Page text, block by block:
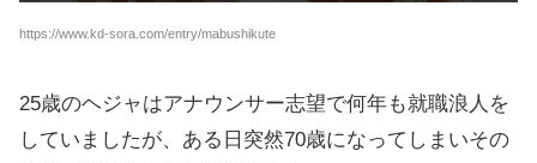
https://www.kd-sora.com/entry/mabushikute
25歳のヘジャはアナウンサー志望で何年も就職浪人を
していましたが、ある日突然70歳になってしまいその